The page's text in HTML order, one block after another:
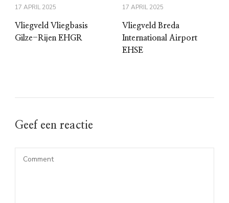
17 APRIL 2025
Vliegveld Vliegbasis
Gilze-Rijen EHGR
17 APRIL 2025
Vliegveld Breda
International Airport
EHSE
Geef een reactie